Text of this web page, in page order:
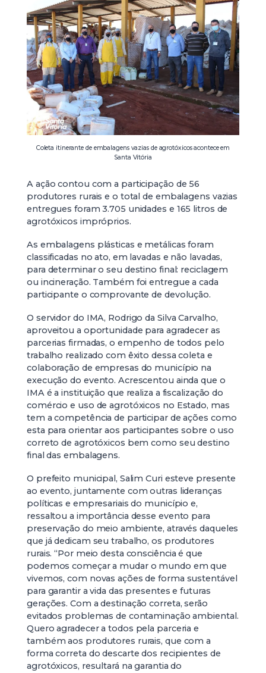
Coleta itinerante de embalagens vazias de agrotóxicos acontece em
Santa Vitória
A ação contou com a participação de 56
produtores rurais e o total de embalagens vazias
entregues foram 3.705 unidades e 165 litros de
agrotóxicos impróprios.
As embalagens plásticas e metálicas foram
classificadas no ato, em lavadas e não lavadas,
para determinar o seu destino final: reciclagem
ou incineração. Também foi entregue a cada
participante o comprovante de devolução.
O servidor do IMA, Rodrigo da Silva Carvalho,
aproveitou a oportunidade para agradecer as
parcerias firmadas, o empenho de todos pelo
trabalho realizado com êxito dessa coleta e
colaboração de empresas do município na
execução do evento. Acrescentou ainda que o
IMA é a instituição que realiza a fiscalização do
comércio e uso de agrotóxicos no Estado, mas
tem a competência de participar de ações como
esta para orientar aos participantes sobre o uso
correto de agrotóxicos bem como seu destino
final das embalagens.
O prefeito municipal, Salim Curi esteve presente
ao evento, juntamente com outras lideranças
políticas e empresariais do município e,
ressaltou a importância desse evento para
preservação do meio ambiente, através daqueles
que já dedicam seu trabalho, os produtores
rurais. “Por meio desta consciência é que
podemos começar a mudar o mundo em que
vivemos, com novas ações de forma sustentável
para garantir a vida das presentes e futuras
gerações. Com a destinação correta, serão
evitados problemas de contaminação ambiental.
Quero agradecer a todos pela parceria e
também aos produtores rurais, que com a
forma correta do descarte dos recipientes de
agrotóxicos, resultará na garantia do